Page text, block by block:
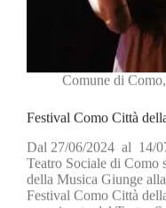
Comune di Como,
Festival Como Città
Dal 27/06/2024 al 14/
Teatro Sociale di Como
della Musica Giunge
Festival Como Città